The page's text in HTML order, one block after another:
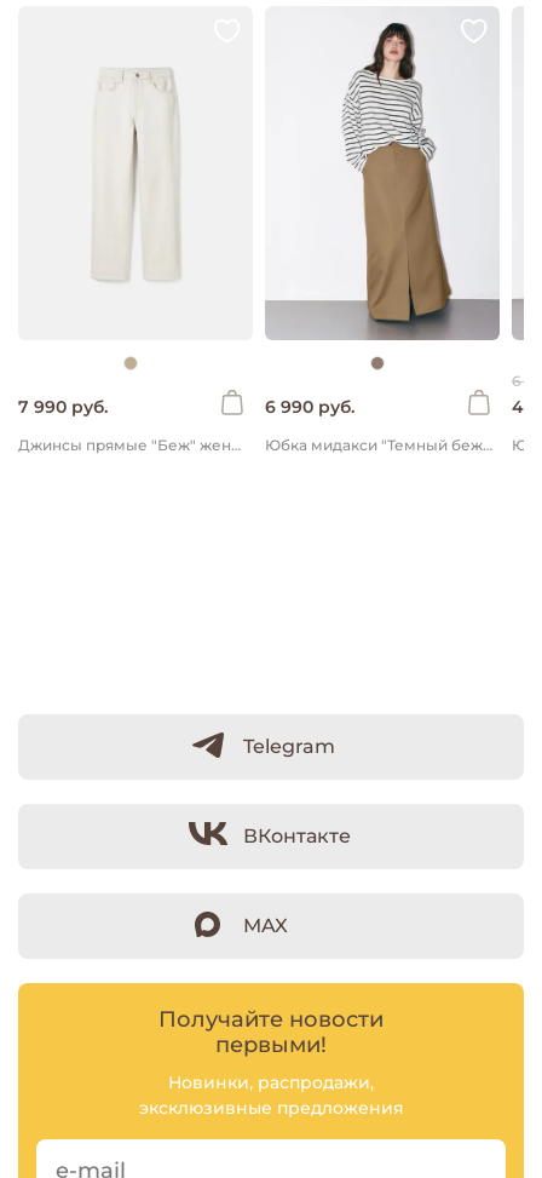
7 990 руб.
Джинсы прямые "Беж" женские
6 990 руб.
Юбка мидакси "Темный беж" женская
6
4
Telegram
ВКонтакте
MAX
Получайте новости
первыми!
Новинки, распродажи,
эксклюзивные предложения